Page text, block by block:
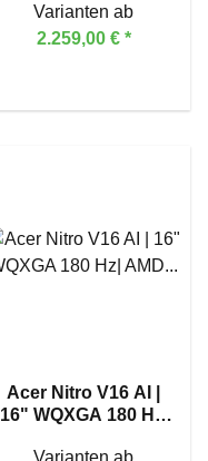
350 | GeForce RTX™
5070 Ti
Varianten ab
2.259,00 € *
Acer Nitro V16 AI |
16" WQXGA 180 Hz|
Varianten ab